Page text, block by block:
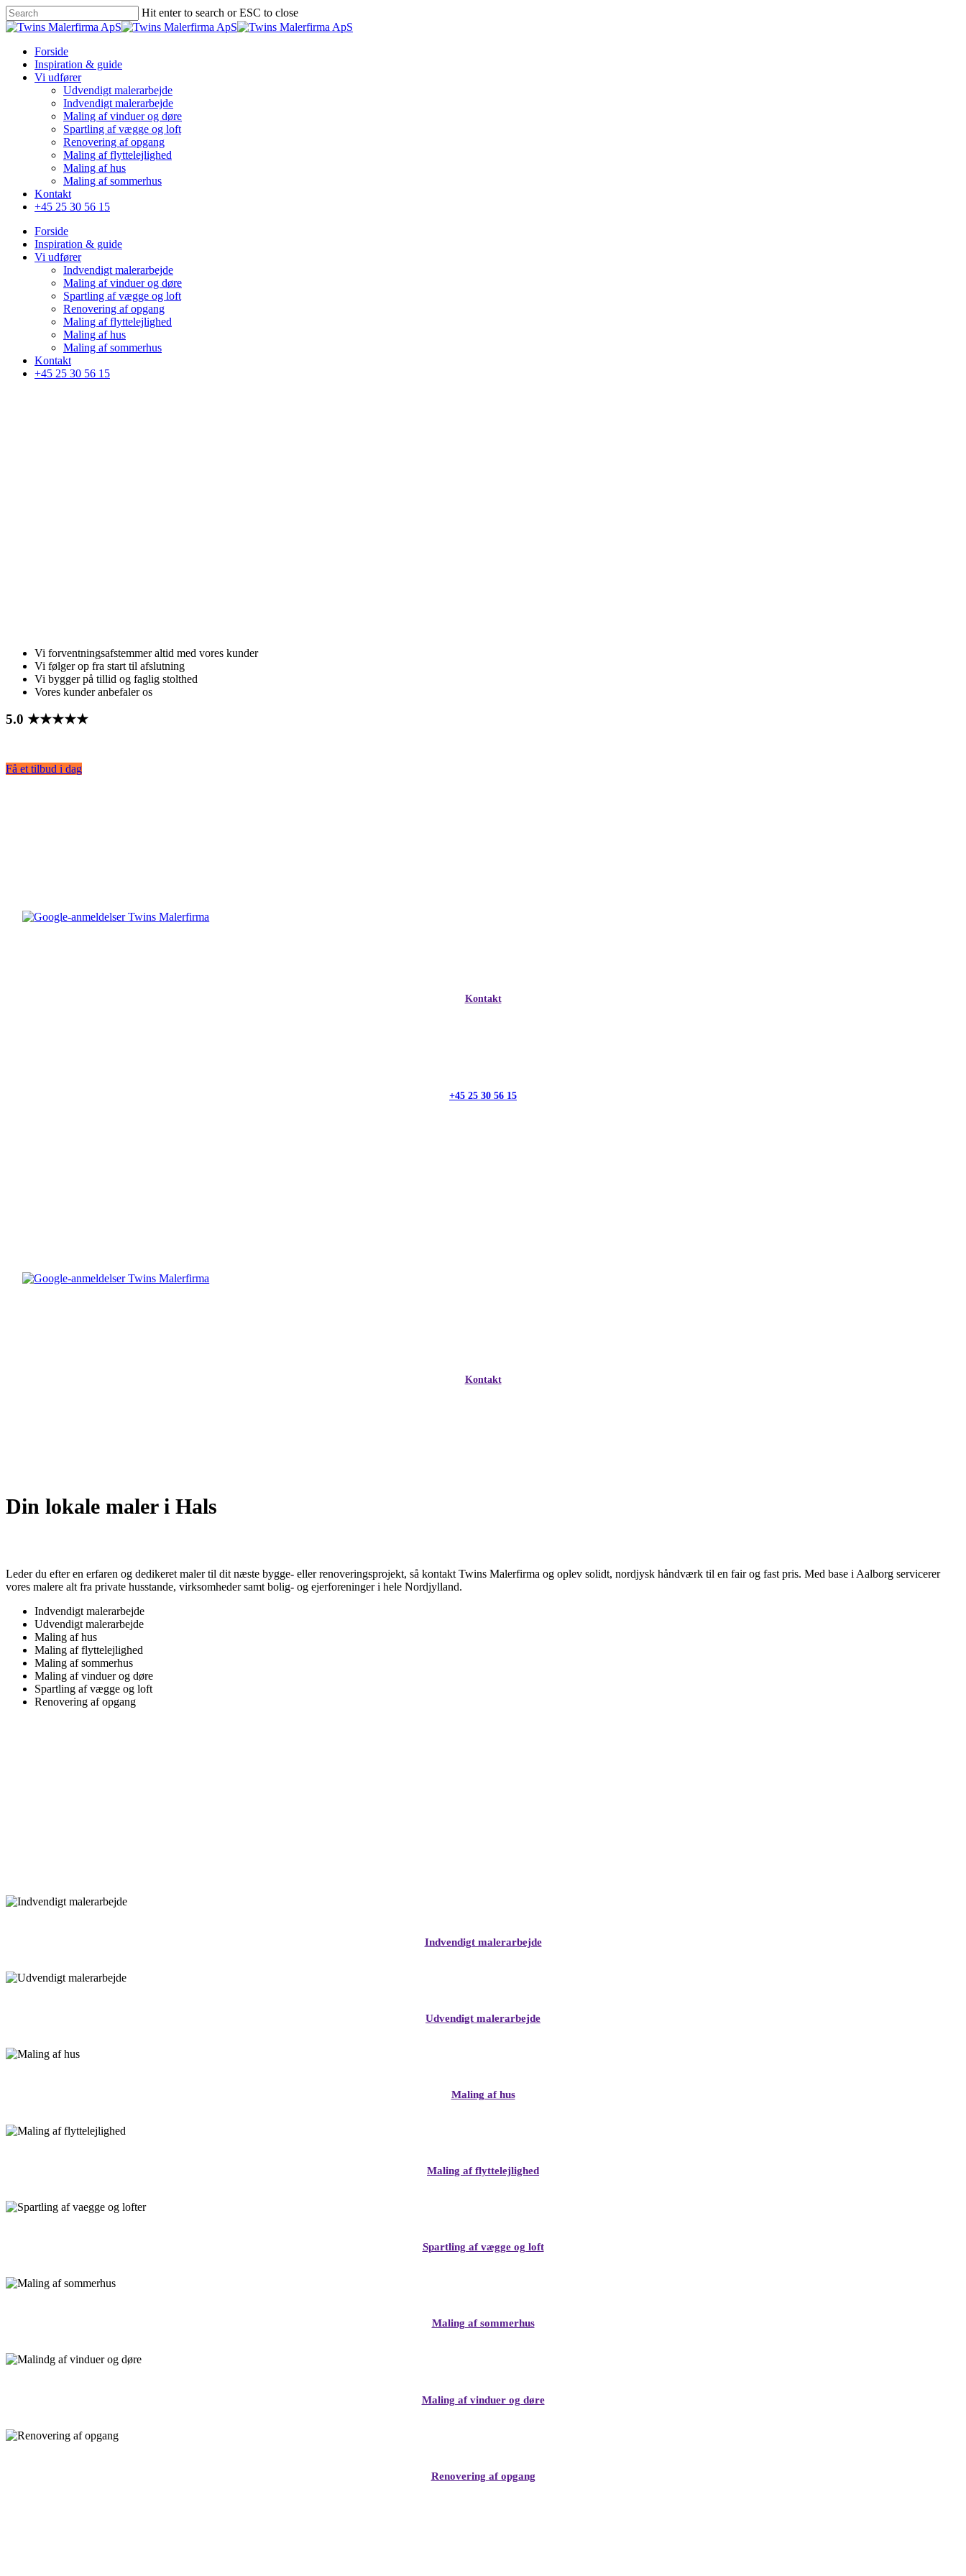
Skip
to
content
Hit enter to search or ESC to close
Close
Menu
Forside
Inspiration & guide
Vi udfører
Udvendigt malerarbejde
Indvendigt malerarbejde
Maling af vinduer og døre
Spartling af vægge og loft
Renovering af opgang
Maling af flyttelejlighed
Maling af hus
Maling af sommerhus
Kontakt
+45 25 30 56 15
Forside
Inspiration & guide
Vi udfører
Indvendigt malerarbejde
Maling af vinduer og døre
Spartling af vægge og loft
Renovering af opgang
Maling af flyttelejlighed
Maling af hus
Maling af sommerhus
Kontakt
+45 25 30 56 15
Vi forventningsafstemmer altid med vores kunder
Vi følger op fra start til afslutning
Vi bygger på tillid og faglig stolthed
Vores kunder anbefaler os
5.0 ★★★★★
Få et tilbud i dag
Kontakt
+45 25 30 56 15
Kontakt
Din lokale maler i Hals
Leder du efter en erfaren og dedikeret maler til dit næste bygge- eller renoveringsprojekt, så kontakt Twins Malerfirma og oplev solidt, nordjysk håndværk til en fair og fast pris. Med base i Aalborg servicerer
vores malere alt fra private husstande, virksomheder samt bolig- og ejerforeninger i hele Nordjylland.
Indvendigt malerarbejde
Udvendigt malerarbejde
Maling af hus
Maling af flyttelejlighed
Maling af sommerhus
Maling af vinduer og døre
Spartling af vægge og loft
Renovering af opgang
Indvendigt malerarbejde
Udvendigt malerarbejde
Maling af hus
Maling af flyttelejlighed
Spartling af vægge og loft
Maling af sommerhus
Maling af vinduer og døre
Renovering af opgang